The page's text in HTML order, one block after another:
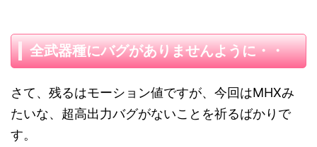
全武器種にバグがありませんように・・
さて、残るはモーション値ですが、今回はMHXみ
たいな、超高出力バグがないことを祈るばかりで
す。